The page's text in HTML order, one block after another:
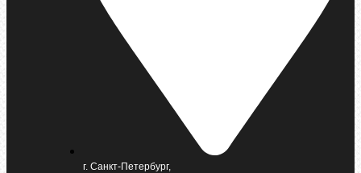
г. Санкт-Петербург,